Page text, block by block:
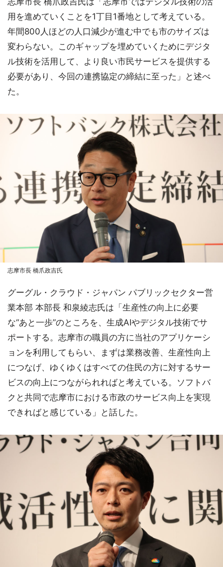
用を進めていくことを1丁目1番地として考えている。
年間800人ほどの人口減少が進む中でも市のサイズは
変わらない。このギャップを埋めていくためにデジタ
ル技術を活用して、より良い市民サービスを提供する
必要があり、今回の連携協定の締結に至った」と述べ
た。
志摩市長 橋爪政吉氏
グーグル・クラウド・ジャパン パブリックセクター営
業本部 本部長 和泉綾志氏は「生産性の向上に必要
な“あと一歩”のところを、生成AIやデジタル技術でサ
ポートする。志摩市の職員の方に当社のアプリケーシ
ョンを利用してもらい、まずは業務改善、生産性向上
につなげ、ゆくゆくはすべての住民の方に対するサー
ビスの向上につながられればと考えている。ソフトバ
クと共同で志摩市における市政のサービス向上を実現
できればと感じている」と話した。